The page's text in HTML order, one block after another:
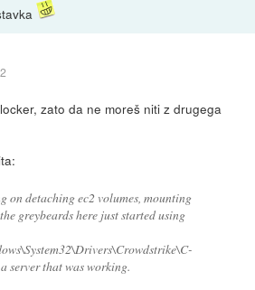
zato da ne moreš niti z drugega
on detaching ec2 volumes, mounting
greybeards here just started using
server that was working.